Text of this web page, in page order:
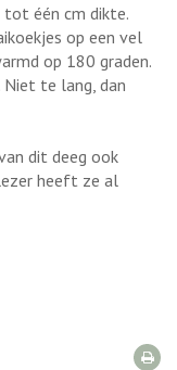
één cm dikte.
op een vel
op 180 graden.
te lang, dan
dit deeg ook
heeft ze al